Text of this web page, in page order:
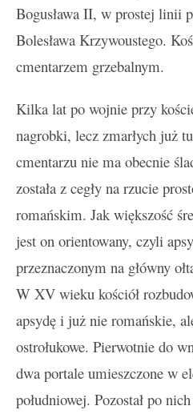
Bogusława II, w prostej linii
Bolesława Krzywoustego.
cmentarzem grzebalnym.
Kilka lat po wojnie przy
nagrobki, lecz zmarłych już
cmentarzu nie ma obecnie
została z cegły na rzucie
romańskim. Jak większość
jest on orientowany, czyli
przeznaczonym na główny
W XV wieku kościół
apsydę i już nie romańskie,
ostrołukowe. Pierwotnie do
dwa portale umieszczone w
południowej. Pozostał po